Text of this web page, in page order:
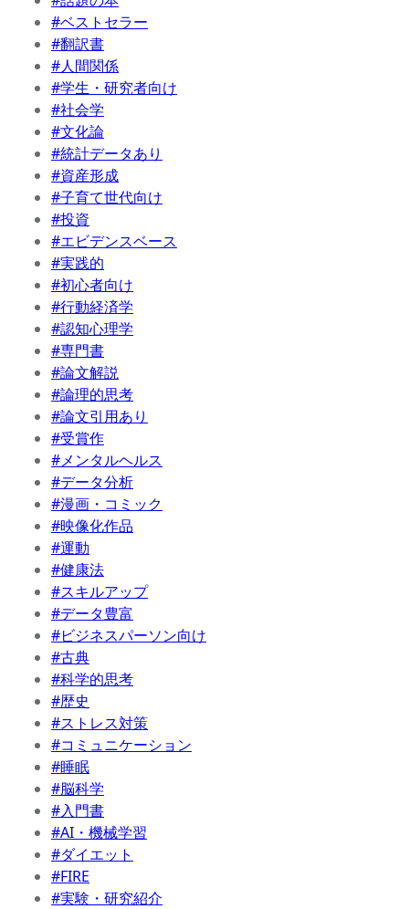
#ベストセラー
#翻訳書
#人間関係
#学生・研究者向け
#社会学
#文化論
#統計データあり
#資産形成
#子育て世代向け
#投資
#エビデンスベース
#実践的
#初心者向け
#行動経済学
#認知心理学
#専門書
#論文解説
#論理的思考
#論文引用あり
#受賞作
#メンタルヘルス
#データ分析
#漫画・コミック
#映像化作品
#運動
#健康法
#スキルアップ
#データ豊富
#ビジネスパーソン向け
#古典
#科学的思考
#歴史
#ストレス対策
#コミュニケーション
#睡眠
#脳科学
#入門書
#AI・機械学習
#ダイエット
#FIRE
#実験・研究紹介